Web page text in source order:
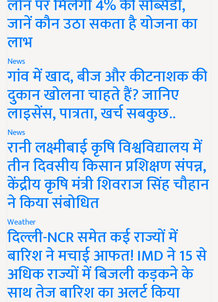
लोन पर मिलेगी 4% की सब्सिडी,
जानें कौन उठा सकता है योजना का
लाभ
News
गांव में खाद, बीज और कीटनाशक की
दुकान खोलना चाहते हैं? जानिए
लाइसेंस, पात्रता, खर्च सबकुछ..
News
रानी लक्ष्मीबाई कृषि विश्वविद्यालय में
तीन दिवसीय किसान प्रशिक्षण संपन्न,
केंद्रीय कृषि मंत्री शिवराज सिंह चौहान
ने किया संबोधित
Weather
दिल्ली-NCR समेत कई राज्यों में
बारिश ने मचाई आफत! IMD ने 15 से
अधिक राज्यों में बिजली कड़कने के
साथ तेज बारिश का अलर्ट किया